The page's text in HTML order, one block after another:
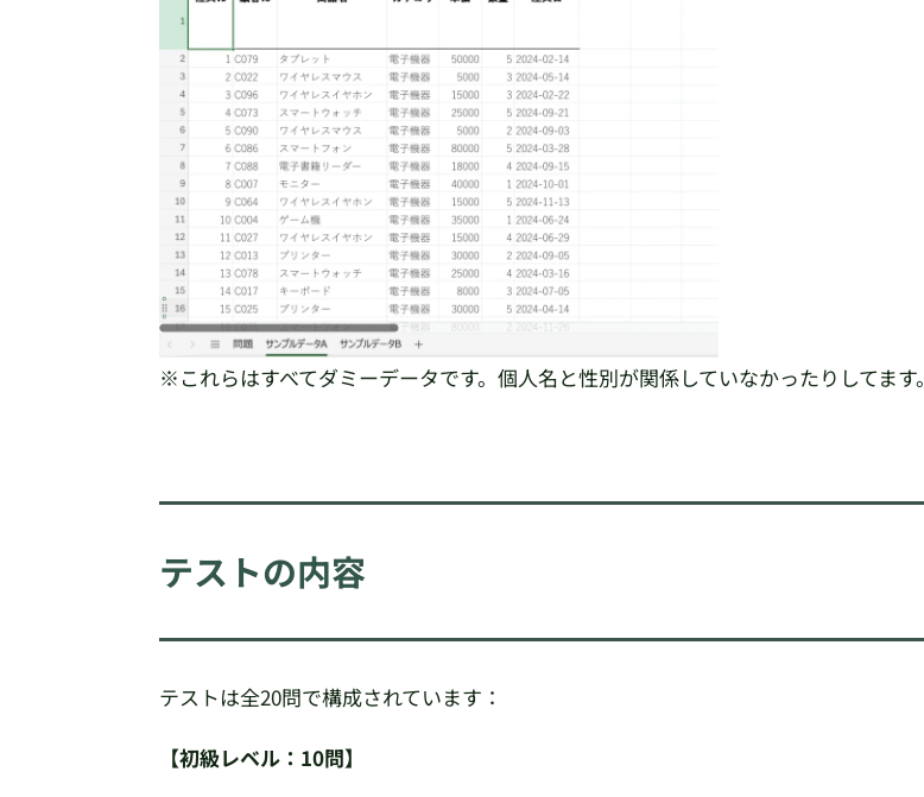
※これらはすべてダミーデータです。個人名と性別が関係していなかったりしてます。
テストの内容
テストは全20問で構成されています：
【初級レベル：10問】